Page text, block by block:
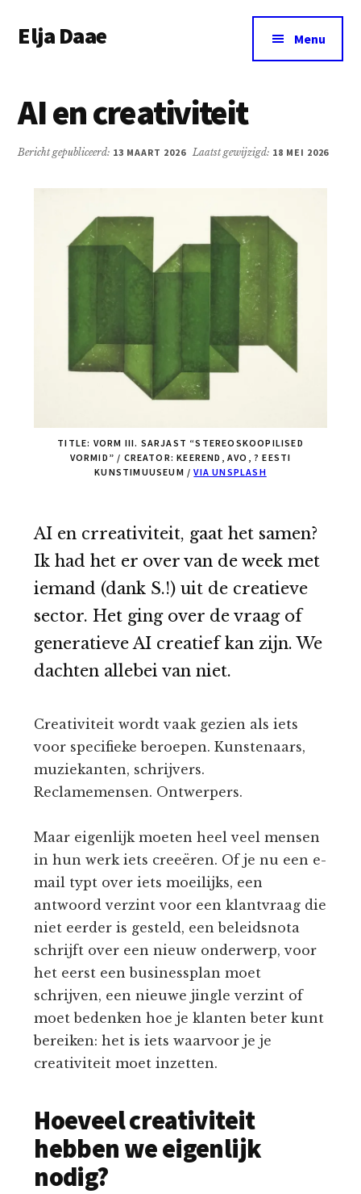
naar
naar
menu
Elja Daae
&
meer
Menu
AI en creativiteit
Bericht gepubliceerd: 13 MAART 2026 Laatst gewijzigd: 18 MEI 2026
TITLE: VORM III. SARJAST “STEREOSKOOPILISED
VORMID” / CREATOR: KEEREND, AVO, ? EESTI
KUNSTIMUUSEUM /VIA UNSPLASH
AI en crreativiteit, gaat het samen?
Ik had het er over van de week met
iemand (dank S.!) uit de creatieve
sector. Het ging over de vraag of
generatieve AI creatief kan zijn. We
dachten allebei van niet.
Creativiteit wordt vaak gezien als iets
voor specifieke beroepen. Kunstenaars,
muziekanten, schrijvers.
Reclamemensen. Ontwerpers.
Maar eigenlijk moeten heel veel mensen
in hun werk iets creeëren. Of je nu een e-
mail typt over iets moeilijks, een
antwoord verzint voor een klantvraag die
niet eerder is gesteld, een beleidsnota
schrijft over een nieuw onderwerp, voor
het eerst een businessplan moet
schrijven, een nieuwe jingle verzint of
moet bedenken hoe je klanten beter kunt
bereiken: het is iets waarvoor je je
creativiteit moet inzetten.
Hoeveel creativiteit
hebben we eigenlijk
nodig?